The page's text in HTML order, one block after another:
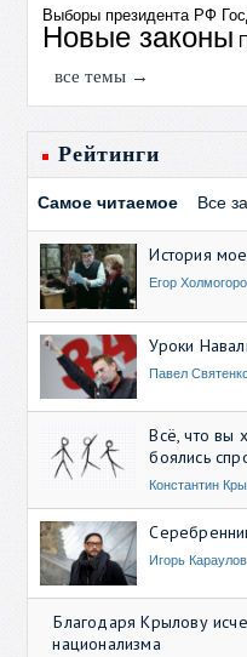
Выборы президента РФ
Новые законы
все темы →
Рейтинги
Самое читаемое Все
История
Егор
Уроки
Павел
Всё, что вы
боялись
Константин
Игорь Караулов
Благодаря Крылову
национализма